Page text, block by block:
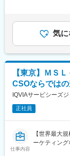
■基本的に稼
よう隙間な
えて運営を
みの部分です
※プロジェク
活動につい
し、素早く
■組織：約
じめ、役員
就業につい
■特徴：
(1)充実した教
・製品研修
他、横断研
・オンコロ
す。※その他
給：年1回★
年収をUPで
の金額であ
額)は固定手
気に
【東京】ＭＳ
CSOならでは
IQVIAサービシーズ
正社員
仕事内容
【世界最大
ーケティング